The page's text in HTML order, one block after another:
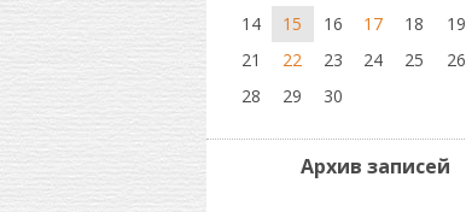
14
15 16 17 18 19
21
22 23 24 25 26
28
29 30
Архив записей